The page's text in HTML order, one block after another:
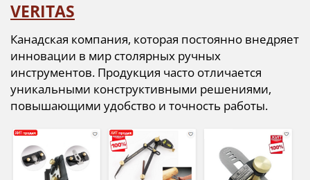
VERITAS
Канадская компания, которая постоянно внедряет
инновации в мир столярных ручных
инструментов. Продукция часто отличается
уникальными конструктивными решениями,
повышающими удобство и точность работы.